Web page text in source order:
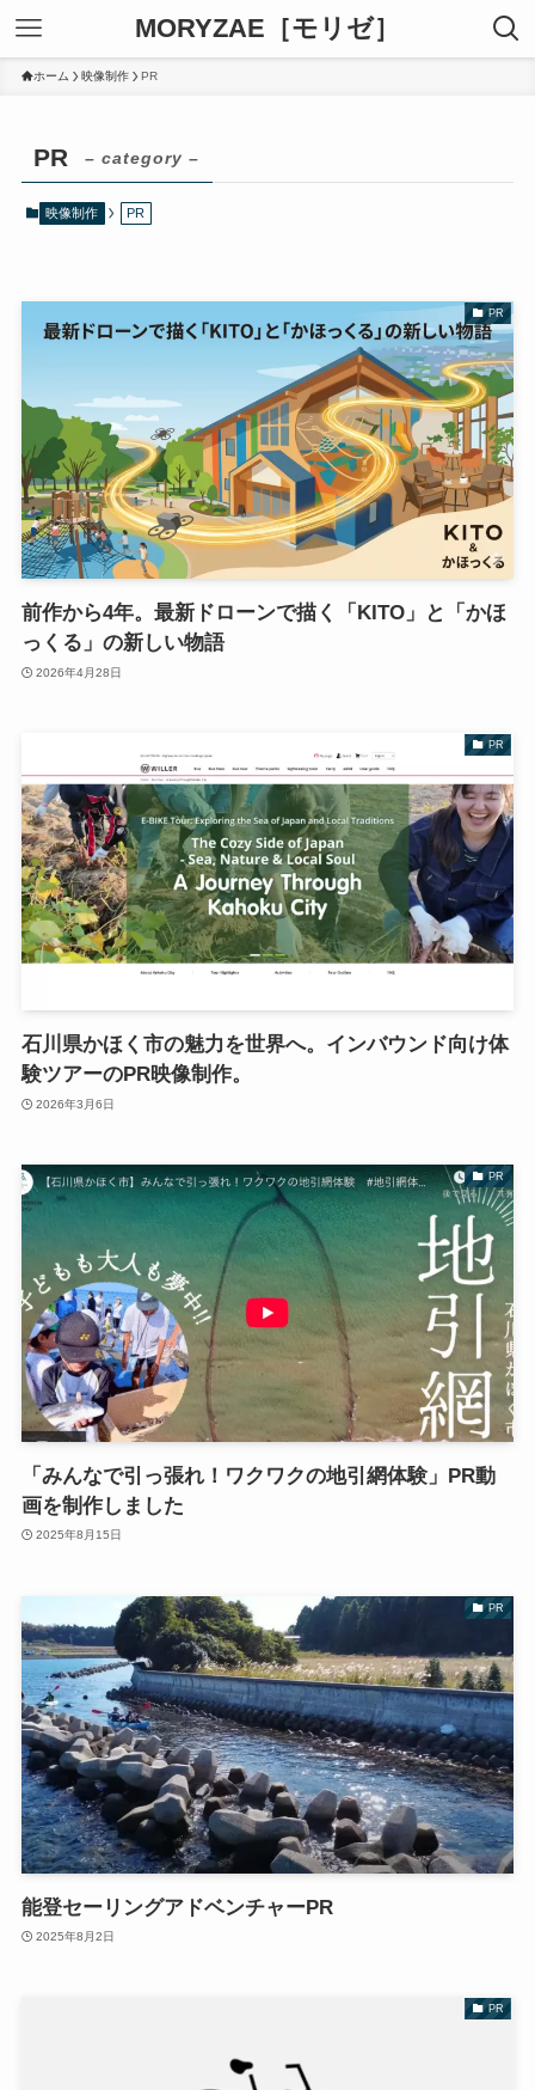
MORYZAE［モリゼ］
ホーム 映像制作 PR
PR – category –
映像制作 PR
PR
前作から4年。最新ドローンで描く「KITO」と「かほ
っくる」の新しい物語
2026年4月28日
PR
石川県かほく市の魅力を世界へ。インバウンド向け体
験ツアーのPR映像制作。
2026年3月6日
PR
「みんなで引っ張れ！ワクワクの地引網体験」PR動
画を制作しました
2025年8月15日
PR
能登セーリングアドベンチャーPR
2025年8月2日
PR